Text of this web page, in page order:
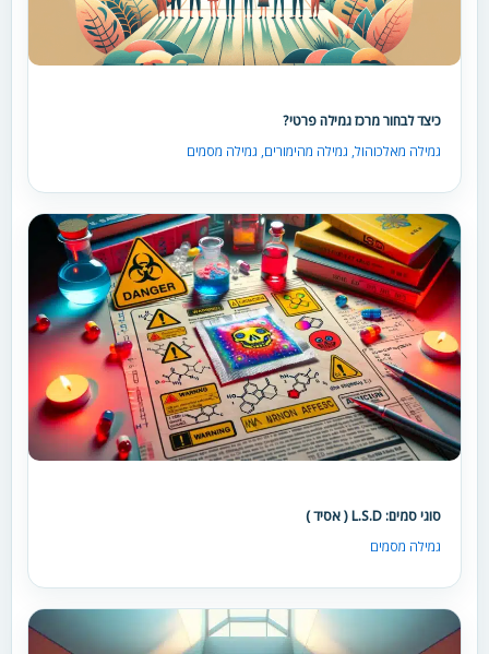
כיצד לבחור מרכז גמילה פרטי?
גמילה מאלכוהול, גמילה מהימורים, גמילה מסמים
סוגי סמים: L.S.D ( אסיד )
גמילה מסמים